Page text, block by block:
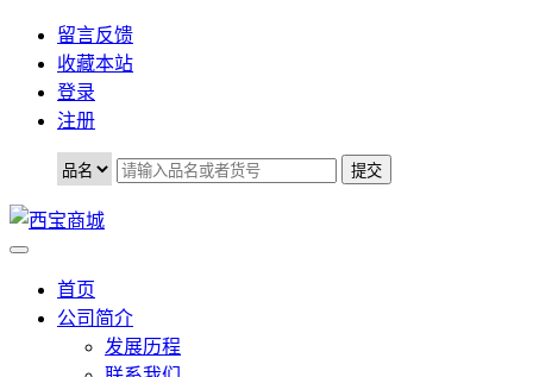
留言反馈
收藏本站
登录
注册
首页
公司简介
发展历程